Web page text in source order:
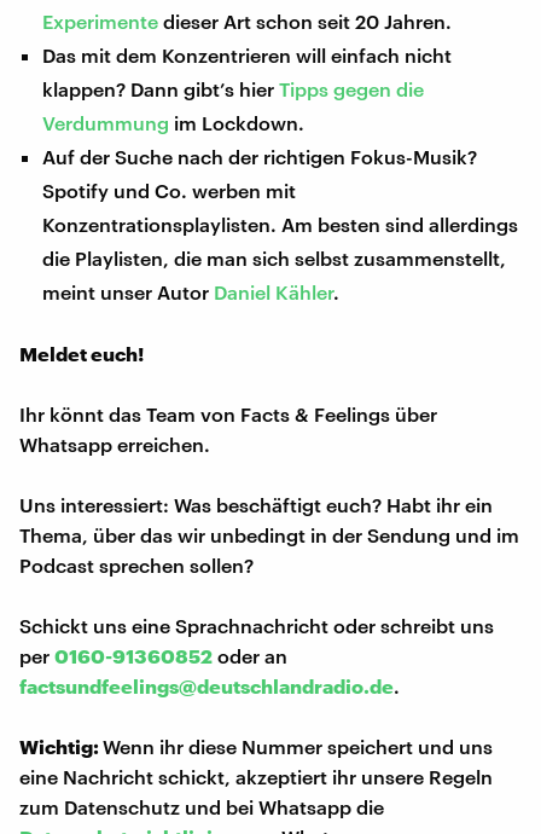
Experimente dieser Art schon seit 20 Jahren.
Das mit dem Konzentrieren will einfach nicht
klappen? Dann gibt’s hierTipps gegen die
Verdummung im Lockdown.
Auf der Suche nach der richtigen Fokus-Musik?
Spotify und Co. werben mit
Konzentrationsplaylisten. Am besten sind allerdings
die Playlisten, die man sich selbst zusammenstellt,
meint unser Autor Daniel Kähler.
Meldet euch!
Ihr könnt das Team von Facts & Feelings über
Whatsapp erreichen.
Uns interessiert: Was beschäftigt euch? Habt ihr ein
Thema, über das wir unbedingt in der Sendung und im
Podcast sprechen sollen?
Schickt uns eine Sprachnachricht oder schreibt uns
per 0160-91360852 oder an
factsundfeelings@deutschlandradio.de.
Wichtig:Wenn ihr diese Nummer speichert und uns
eine Nachricht schickt, akzeptiert ihr unsere Regeln
zum Datenschutz und bei Whatsapp die